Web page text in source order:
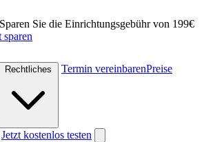
Sie die Einrichtungsgebühr von 199€
sparen
Termin vereinbarenPreise
Jetzt kostenlos testen